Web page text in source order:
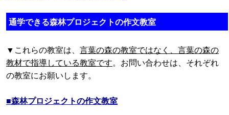
通学できる森林プロジェクトの作文教室
▼これらの教室は、 言葉の森の教室ではなく、言葉の森の
教材で指導している教室です。お問い合わせは、それぞれ
の教室にお願いします。
■森林プロジェクトの作文教室